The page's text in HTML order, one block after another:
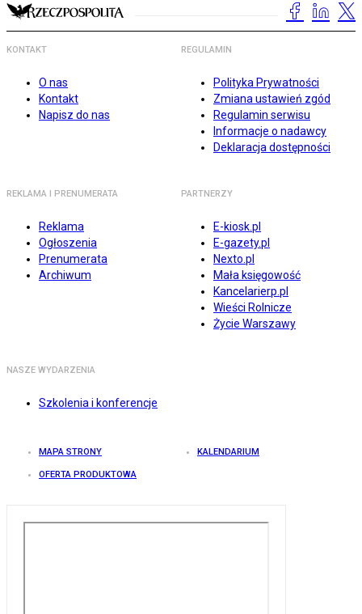
KONTAKT
O nas
Kontakt
Napisz do nas
REGULAMIN
Polityka Prywatności
Zmiana ustawień zgód
Regulamin serwisu
Informacje o nadawcy
Deklaracja dostępności
REKLAMA I PRENUMERATA
Reklama
Ogłoszenia
Prenumerata
Archiwum
PARTNERZY
E-kiosk.pl
E-gazety.pl
Nexto.pl
Mała księgowość
Kancelarierp.pl
Wieści Rolnicze
Życie Warszawy
NASZE WYDARZENIA
Szkolenia i konferencje
MAPA STRONY KALENDARIUM
OFERTA PRODUKTOWA